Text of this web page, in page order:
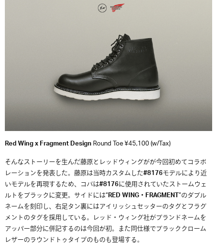
Red Wing x Fragment DesignRound Toe ¥45,100 (w/Tax)
そんなストーリーを生んだ藤原とレッドウィングがが今回初めてコラボ
レーションを発表した。藤原は当時カスタムした#8176モデルにより近
いモデルを再現するため、コバは#8176に使用されていたストームウェ
ルトをブラックに変更。サイドには“RED WING・FRAGMENT”のダブル
ネームを刻印し、右足タン裏にはアイリッシュセッターのタグとフラグ
メントのタグを採用している。レッド・ウィング社がブランドネームを
アッパー部分に併記するのは今回が初。また同仕様でブラッククローム
レザーのラウンドトゥタイプのものも登場する。